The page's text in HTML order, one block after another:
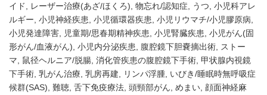
イド
レーザー治療(あざ/ほくろ) 物忘れ/認知症 うつ 小児科アレ
ルギー 小児神経疾患 小児循環器疾患 小児リウマチ/小児膠原病
小児発達障害
児童期/思春期精神疾患 小児腎臓疾患 小児がん(固
形がん/血液がん) 小児内分泌疾患 腹腔鏡下胆嚢摘出術
ストー
マ
鼠径ヘルニア/脱腸 消化管疾患の腹腔鏡下手術 甲状腺内視鏡
下手術 乳がん治療 乳房再建 リンパ浮腫 いびき/睡眠時無呼吸症
候群(SAS) 難聴 舌下免疫療法 頭頸部がん めまい 顔面神経麻